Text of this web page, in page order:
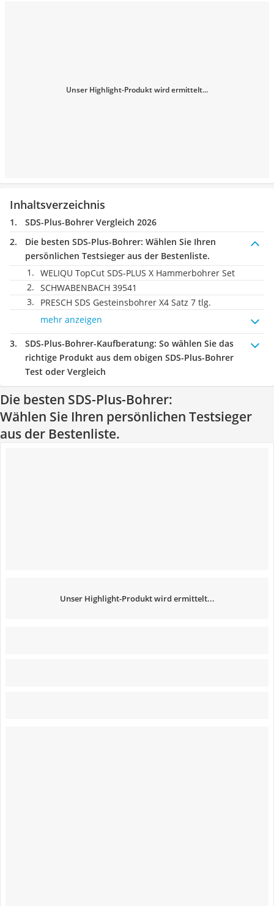
Unser Highlight-Produkt wird ermittelt...
Inhaltsverzeichnis
SDS-Plus-Bohrer Vergleich 2026
Die besten SDS-Plus-Bohrer: Wählen Sie Ihren
persönlichen Testsieger aus der Bestenliste.
WELIQU TopCut SDS-PLUS X Hammerbohrer Set
SCHWABENBACH 39541
PRESCH SDS Gesteinsbohrer X4 Satz 7 tlg.
mehr anzeigen
SDS-Plus-Bohrer-Kaufberatung: So wählen Sie das
richtige Produkt aus dem obigen SDS-Plus-Bohrer
Test oder Vergleich
Die besten SDS-Plus-Bohrer:
Wählen Sie Ihren persönlichen Testsieger
aus der Bestenliste.
Unser Highlight-Produkt wird ermittelt...